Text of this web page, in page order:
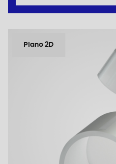
Plano 2D